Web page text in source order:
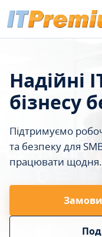
Надійні
бізнесу
Підтримуємо
та безпеку для
працювати щодня.